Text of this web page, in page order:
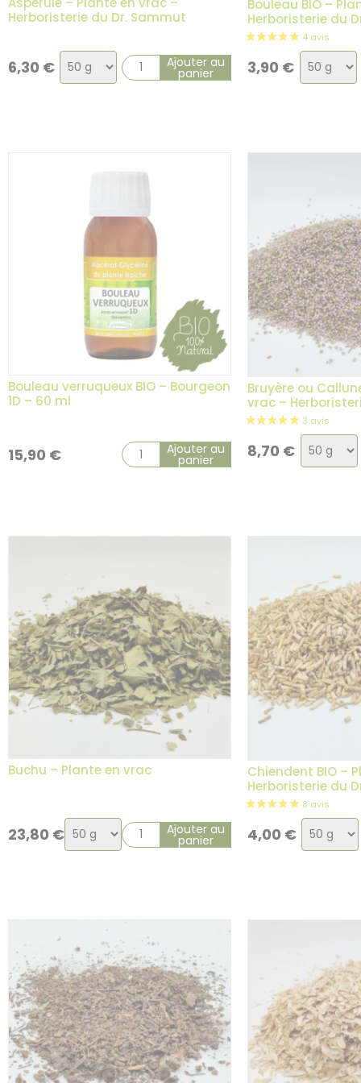
Herboristerie du Dr. Sammut
6,30 €
Choix
de
Ajouter au
panier
Bouleau BIO –
Herboristerie du
3,90 €
Choix
de
Bouleau verruqueux BIO – Bourgeon
1D – 60 ml
15,90 € Ajouter au
panier
Bruyère ou
vrac –
8,70 €
Choix
de
Buchu – Plante en vrac
23,80 €Choix
de
Ajouter au
panier
Chiendent BIO –
Herboristerie du
4,00 €
Choix
de